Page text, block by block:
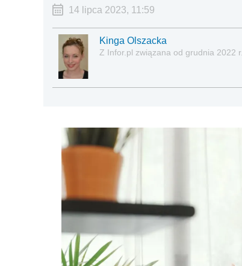
14 lipca 2023, 11:59
Kinga Olszacka
Z Infor.pl związana od grudnia 2022 r.